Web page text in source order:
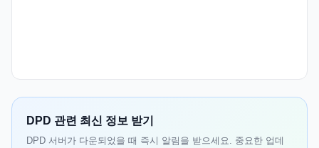
DPD 관련 최신 정보 받기
DPD 서버가 다운되었을 때 즉시 알림을 받으세요. 중요한 업데